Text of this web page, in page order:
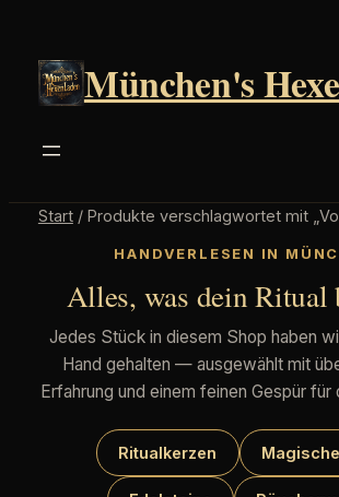
München's
Start/ Produkte verschlagwortet mit
HANDVERLESEN IN
Alles, was dein Ritual
Jedes Stück in diesem Shop haben
Hand gehalten — ausgewählt mit
Erfahrung und einem feinen Gespür
Ritualkerzen